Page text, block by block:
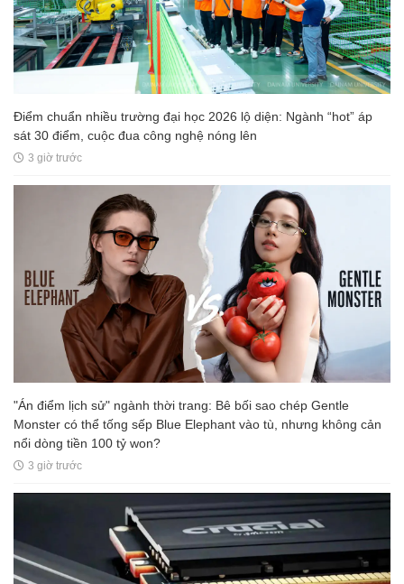
Điểm chuẩn nhiều trường đại học 2026 lộ diện: Ngành “hot” áp
sát 30 điểm, cuộc đua công nghệ nóng lên
3 giờ trước
"Án điểm lịch sử" ngành thời trang: Bê bối sao chép Gentle
Monster có thể tống sếp Blue Elephant vào tù, nhưng không cản
nổi dòng tiền 100 tỷ won?
3 giờ trước